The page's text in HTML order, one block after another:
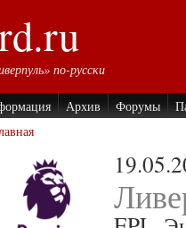
по-русски
Архив Форумы